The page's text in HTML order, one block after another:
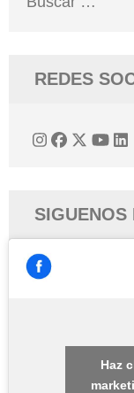
REDES
SIGUENOS
Haz